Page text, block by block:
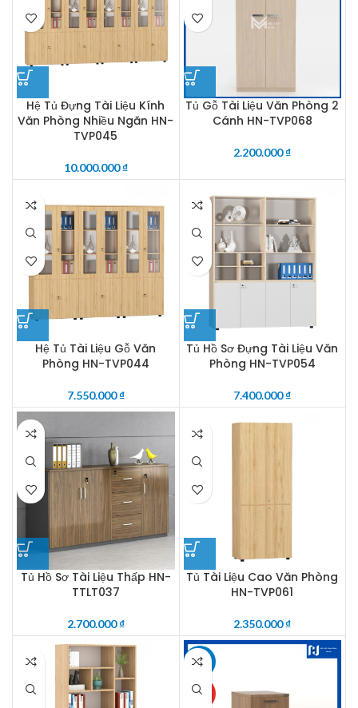
Hệ Tủ Đựng Tài Liệu Kính
Văn Phòng Nhiều Ngăn HN-
TVP045
10.000.000₫
Tủ Gỗ Tài Liệu Văn Phòng 2
Cánh HN-TVP068
2.200.000₫
Hệ Tủ Tài Liệu Gỗ Văn
Phòng HN-TVP044
7.550.000₫
Tủ Hồ Sơ Đựng Tài Liệu Văn
Phòng HN-TVP054
7.400.000₫
Tủ Hồ Sơ Tài Liệu Thấp HN-
TTLT037
2.700.000₫
Tủ Tài Liệu Cao Văn Phòng
HN-TVP061
2.350.000₫
-25%
HOT